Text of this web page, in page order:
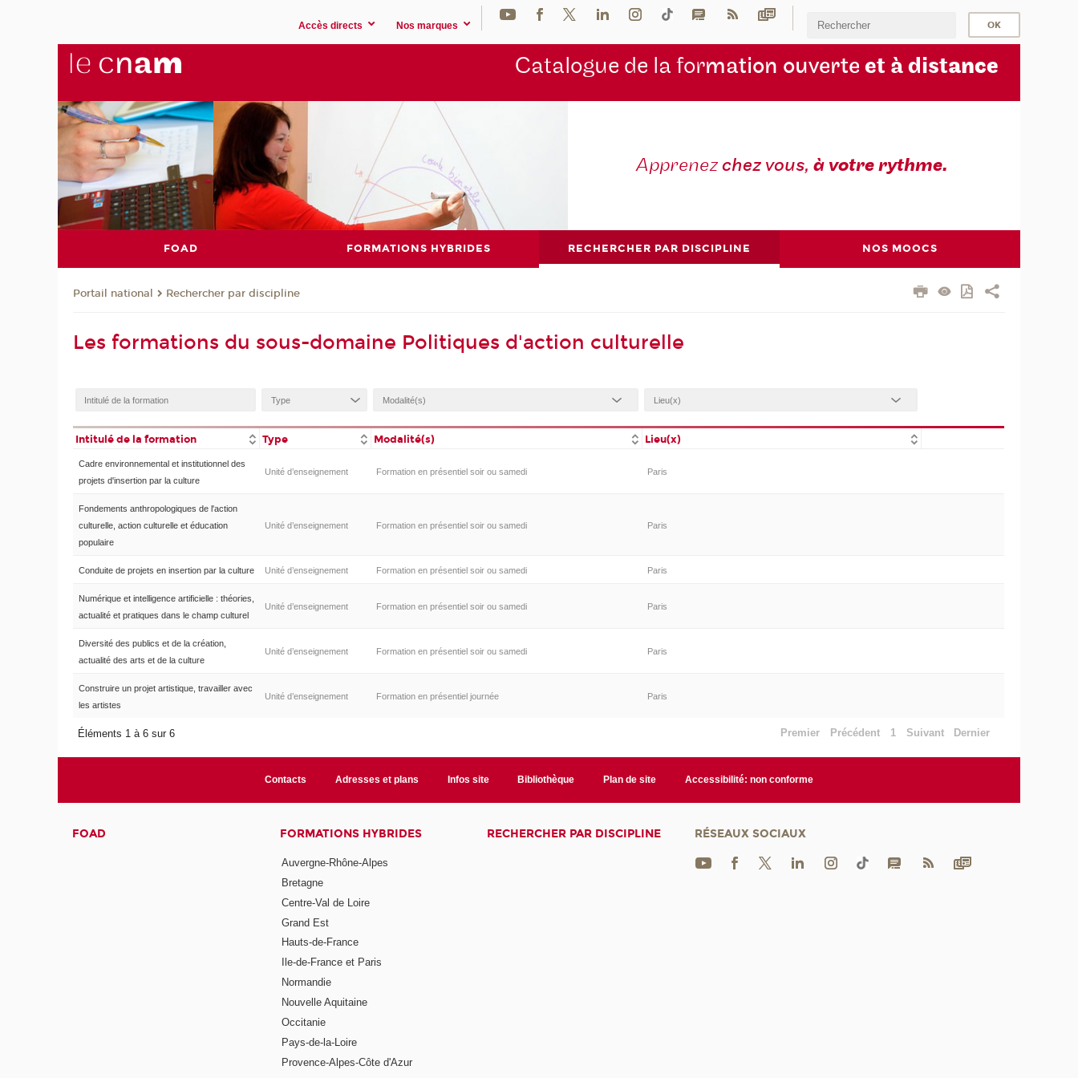
Accès directs Nos marques
Catalogue de la formation ouverte et à distance
Apprenezchez vous, à votre rythme.
FOAD FORMATIONS HYBRIDES RECHERCHER PAR DISCIPLINE NOS MOOCS
Portail national Rechercher par discipline
Les formations du sous-domaine Politiques d'action culturelle
Intitulé de la formation Type Modalité(s) Lieu(x)
Cadre environnemental et institutionnel des
projets d'insertion par la culture
Unité d’enseignement Formation en présentiel soir ou samedi Paris
Fondements anthropologiques de l'action
culturelle, action culturelle et éducation
populaire
Unité d’enseignement Formation en présentiel soir ou samedi Paris
Conduite de projets en insertion par la culture Unité d’enseignement Formation en présentiel soir ou samedi Paris
Numérique et intelligence artificielle : théories,
actualité et pratiques dans le champ culturel
Unité d’enseignement Formation en présentiel soir ou samedi Paris
Diversité des publics et de la création,
actualité des arts et de la culture
Unité d’enseignement Formation en présentiel soir ou samedi Paris
Construire un projet artistique, travailler avec
les artistes
Unité d’enseignement Formation en présentiel journée Paris
Éléments 1 à 6 sur 6 Premier Précédent 1 Suivant Dernier
Contacts Adresses et plans Infos site Bibliothèque Plan de site Accessibilité: non conforme
FOAD FORMATIONS HYBRIDES
Auvergne-Rhône-Alpes
Bretagne
Centre-Val de Loire
Grand Est
Hauts-de-France
Ile-de-France et Paris
Normandie
Nouvelle Aquitaine
Occitanie
Pays-de-la-Loire
Provence-Alpes-Côte d'Azur
RECHERCHER PAR DISCIPLINE RÉSEAUX SOCIAUX